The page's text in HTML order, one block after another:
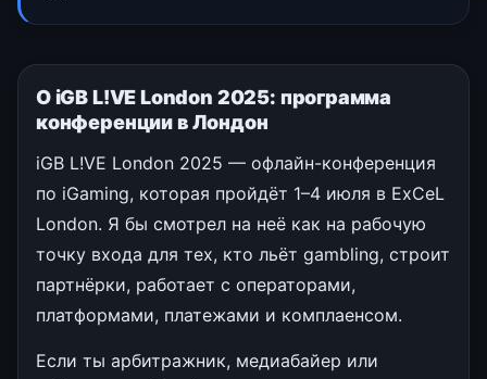
О iGB L!VE London 2025: программа
конференции в Лондон
iGB L!VE London 2025 — офлайн-конференция
по iGaming, которая пройдёт 1–4 июля в ExCeL
London. Я бы смотрел на неё как на рабочую
точку входа для тех, кто льёт gambling, строит
партнёрки, работает с операторами,
платформами, платежами и комплаенсом.
Если ты арбитражник, медиабайер или